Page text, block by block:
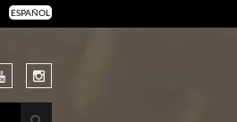
ESPAÑOL